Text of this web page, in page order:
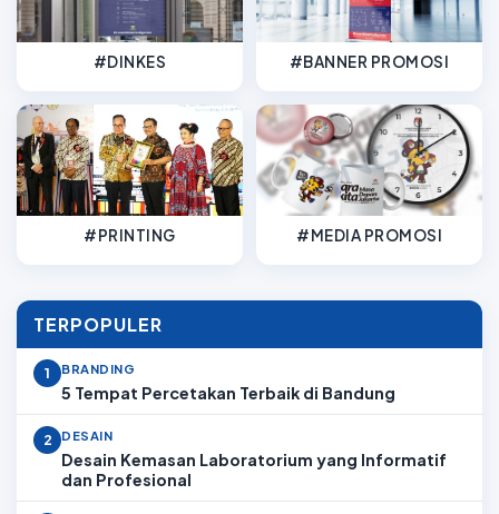
#DINKES #BANNER PROMOSI
#PRINTING #MEDIA PROMOSI
TERPOPULER
1 BRANDING
5 Tempat Percetakan Terbaik di Bandung
2 DESAIN
Desain Kemasan Laboratorium yang Informatif
dan Profesional